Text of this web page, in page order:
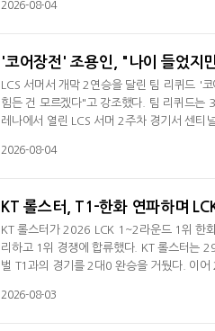
지역 리그를 통해 경쟁력을 입증한 프로팀들
2026-08-04
'코어장전' 조용인, "나이 들었지
LCS 서머서 개막 2연승을 달린 팀 리퀴드 '
힘든 건 모르겠다"고 강조했다. 팀 리퀴드는
레나에서 열린 LCS 서머 2주차 경기서 센티
소감을 전했다. 최근 대전에서 열린 미드 시
2026-08-04
KT 롤스터, T1-한화 연파하며
KT 롤스터가 2026 LCK 1~2라운드 1위 한
리하고 1위 경쟁에 합류했다. KT 롤스터는
벌 T1과의 경기를 2대0 완승을 거뒀다. 이
가 1세트를 36대12의 킬 스코어로 가져가
2026-08-03